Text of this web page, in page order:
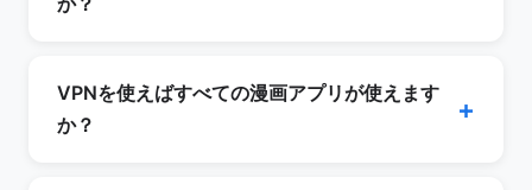
を地域ごとに管理しているため、海外のIPアドレ
スからのアクセスをブロックしています。海外で
VPNを使えばすべての漫画アプリが使えます
か？